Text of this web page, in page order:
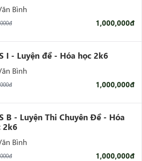
Bình
1,000,000đ
I - Luyện đề - Hóa học 2k6
Bình
1,000,000đ
B - Luyện Thi Chuyên Đề - Hóa
2k6
Bình
1,000,000đ